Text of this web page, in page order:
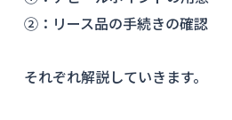
②：リース品の手続きの確認
それぞれ解説していきます。